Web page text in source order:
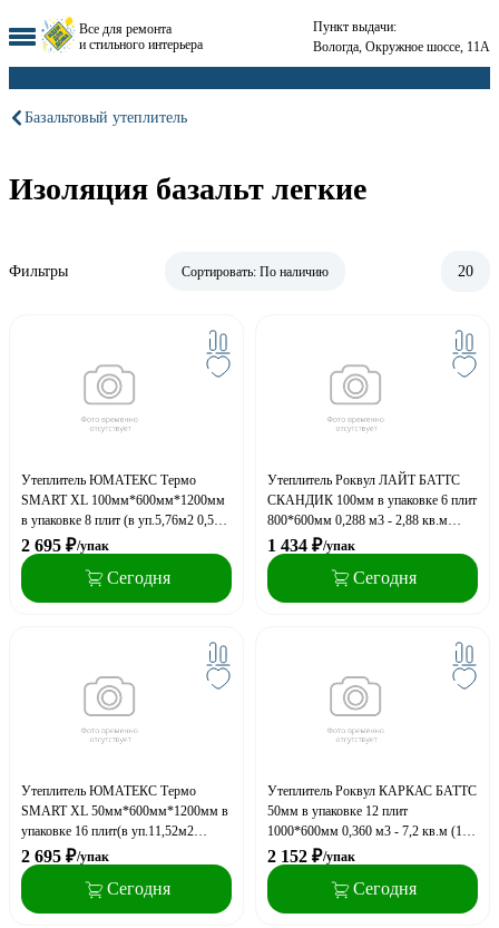
Все для ремонта
и стильного интерьера
Пункт выдачи:
Вологда, Окружное шоссе, 11А
Базальтовый утеплитель
Изоляция базальт легкие
Фильтры Сортировать: По наличию 20
Утеплитель ЮМАТЕКС Термо
SMART XL 100мм*600мм*1200мм
в упаковке 8 плит (в уп.5,76м2 0,576
куб.м) (24 упак. на
поддоне),плотность 27-33 кг/м3
2 695 ₽/упак
Сегодня
Утеплитель Роквул ЛАЙТ БАТТС
СКАНДИК 100мм в упаковке 6 плит
800*600мм 0,288 м3 - 2,88 кв.м
(36упак. на поддоне) плотность 35кг/
м3
1 434 ₽/упак
Сегодня
Утеплитель ЮМАТЕКС Термо
SMART XL 50мм*600мм*1200мм в
упаковке 16 плит(в уп.11,52м2
0,576куб.м) (24 упак. на поддоне),
плотность 27-33 кг/м3
2 695 ₽/упак
Сегодня
Утеплитель Роквул КАРКАС БАТТС
50мм в упаковке 12 плит
1000*600мм 0,360 м3 - 7,2 кв.м (16
упак. на поддоне) плотность 37кг/м3
2 152 ₽/упак
Сегодня